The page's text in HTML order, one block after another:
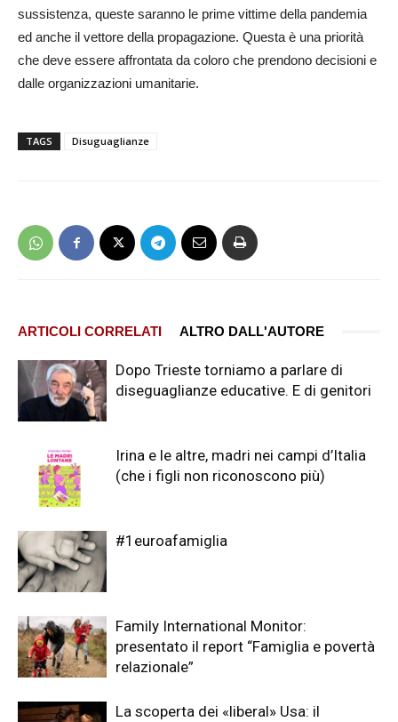
sussistenza, queste saranno le prime vittime della pandemia
ed anche il vettore della propagazione. Questa è una priorità
che deve essere affrontata da coloro che prendono decisioni e
dalle organizzazioni umanitarie.
TAGS Disuguaglianze
ARTICOLI CORRELATI ALTRO DALL'AUTORE
Dopo Trieste torniamo a parlare di
diseguaglianze educative. E di genitori
Irina e le altre, madri nei campi d’Italia
(che i figli non riconoscono più)
#1euroafamiglia
Family International Monitor:
presentato il report “Famiglia e povertà
relazionale”
La scoperta dei «liberal» Usa: il